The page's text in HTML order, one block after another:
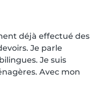
déjà effectué des
Je parle
Je suis
Avec mon